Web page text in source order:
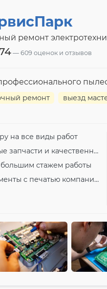
ремонт
609 оценок и отзывов
ремонт выезд
на все виды работ
и качественный ремонт
стажем работы
с печатью компании